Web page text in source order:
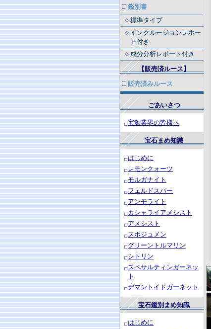
鑑別書
標準タイプ
インクルージョンレポー
ト付き
成分分析レポート付き
【販売済ルース】
販売済みルース
ごあいさつ
宝飾業界の皆様へ
宝石まめ知識
はじめに
レモンクォーツ
モルガナイト
フェルドスパー
アンモライト
カシャライアメシスト
アメシスト
スポジュメン
グリーントルマリン
シトリン
スペサルティンガーネッ
ト
デマントイドガーネット
宝石鑑別まめ知識
はじめに